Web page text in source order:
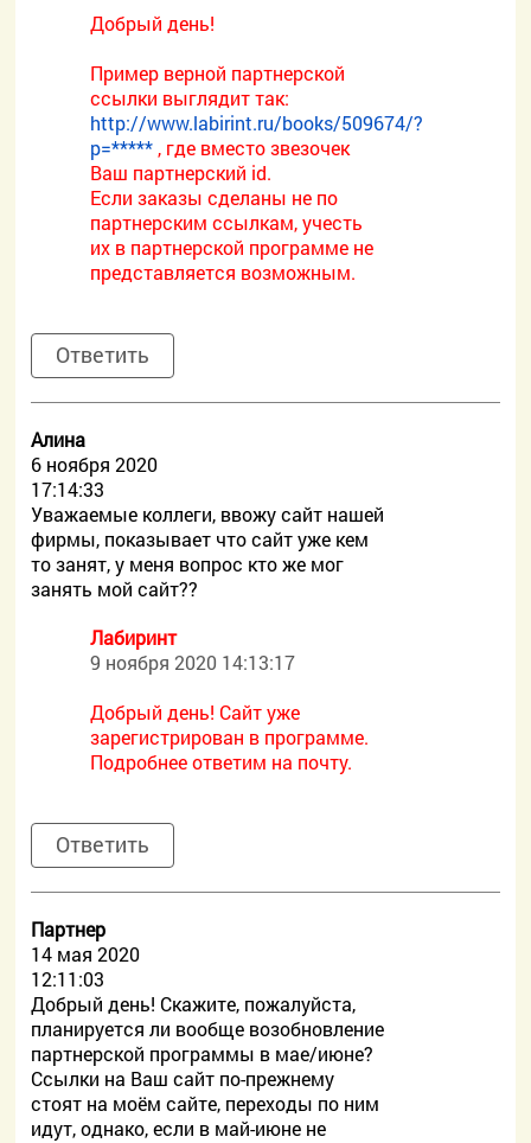
Добрый день!
Пример верной партнерской
ссылки выглядит так:
http://www.labirint.ru/books/509674/?
p=***** , где вместо звезочек
Ваш партнерский id.
Если заказы сделаны не по
партнерским ссылкам, учесть
их в партнерской программе не
представляется возможным.
Ответить
Алина
6 ноября 2020
17:14:33
Уважаемые коллеги, ввожу сайт нашей
фирмы, показывает что сайт уже кем
то занят, у меня вопрос кто же мог
занять мой сайт??
Лабиринт
9 ноября 2020 14:13:17
Добрый день! Сайт уже
зарегистрирован в программе.
Подробнее ответим на почту.
Ответить
Партнер
14 мая 2020
12:11:03
Добрый день! Скажите, пожалуйста,
планируется ли вообще возобновление
партнерской программы в мае/июне?
Ссылки на Ваш сайт по-прежнему
стоят на моём сайте, переходы по ним
идут, однако, если в май-июне не